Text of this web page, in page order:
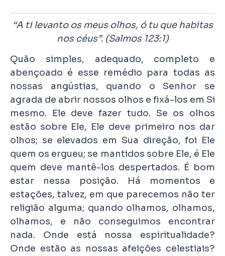
“A ti levanto os meus olhos, ó tu que habitas
nos céus”. (Salmos 123:1)
Quão simples, adequado, completo e
abençoado é esse remédio para todas as
nossas angústias, quando o Senhor se
agrada de abrir nossos olhos e fixá-los em Si
mesmo. Ele deve fazer tudo. Se os olhos
estão sobre Ele, Ele deve primeiro nos dar
olhos; se elevados em Sua direção, foi Ele
quem os ergueu; se mantidos sobre Ele, é Ele
quem deve mantê-los despertados. É bom
estar nessa posição. Há momentos e
estações, talvez, em que parecemos não ter
religião alguma; quando olhamos, olhamos,
olhamos, e não conseguimos encontrar
nada. Onde está nossa espiritualidade?
Onde estão as nossas afeições celestiais?